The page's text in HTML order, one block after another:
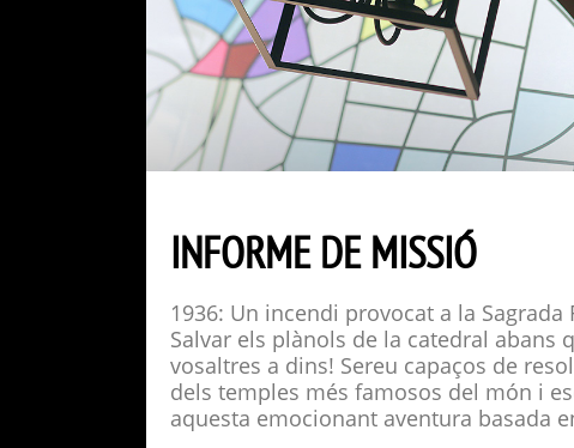
INFORME DE MISSIÓ
1936: Un incendi provocat a la
Salvar els plànols de la catedral abans
vosaltres a dins! Sereu capaços de
dels temples més famosos del món i
aquesta emocionant aventura basada